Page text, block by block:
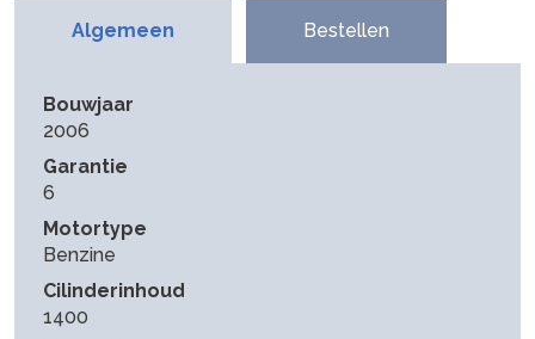
Algemeen Bestellen
Bouwjaar
2006
Garantie
6
Motortype
Benzine
Cilinderinhoud
1400